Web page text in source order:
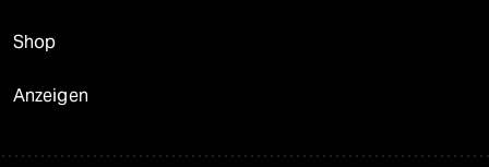
Shop
Anzeigen